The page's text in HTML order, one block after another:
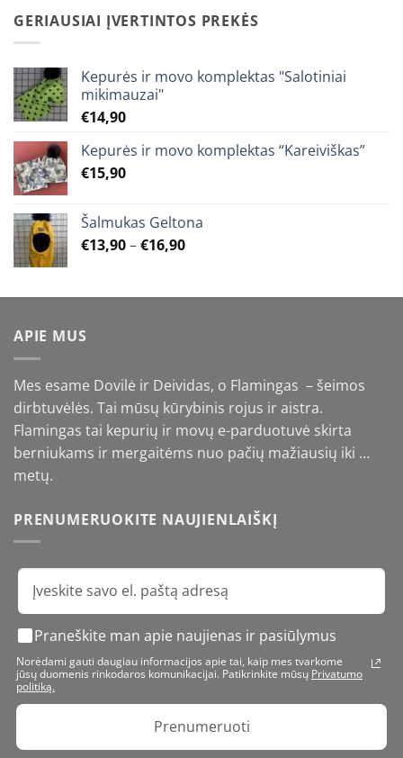
through
€25,90
GERIAUSIAI ĮVERTINTOS PREKĖS
Kepurės ir movo komplektas "Salotiniai
mikimauzai"
€14,90
Kepurės ir movo komplektas “Kareiviškas”
€15,90
Šalmukas Geltona
€13,90–€16,90Price
through
APIE MUS
Mes esame Dovilė ir Deividas, o Flamingas – šeimos
dirbtuvėlės. Tai mūsų kūrybinis rojus ir aistra.
Flamingas tai kepurių ir movų e-parduotuvė skirta
berniukams ir mergaitėms nuo pačių mažiausių iki …
metų.
PRENUMERUOKITE NAUJIENLAIŠKĮ
Praneškite man apie naujienas ir pasiūlymus
Norėdami gauti daugiau informacijos apie tai, kaip mes tvarkome
jūsų duomenis rinkodaros komunikacijai. Patikrinkite mūsų Privatumo
politiką.
Prenumeruoti